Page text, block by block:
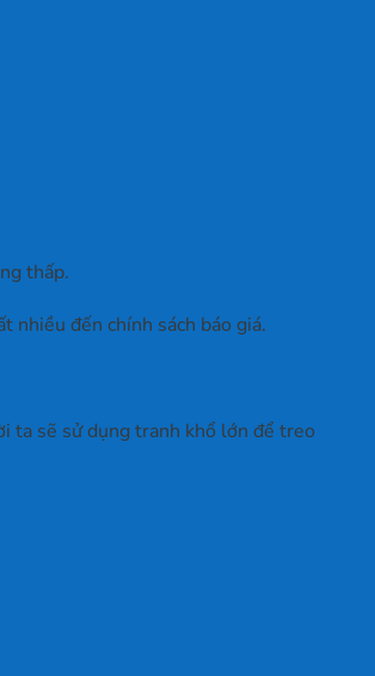
thấp.
nhiều đến chính sách báo giá.
ta sẽ sử dụng tranh khổ lớn để treo